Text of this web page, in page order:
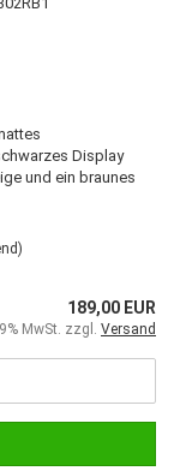
Display
und ein braunes
189,00 EUR
MwSt. zzgl. Versand